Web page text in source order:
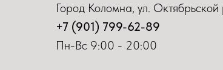
Город Коломна, ул.
+7 (901) 799-62-89
Пн-Вс 9:00 - 20:00